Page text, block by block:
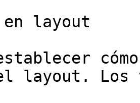
en layout
layout. Los